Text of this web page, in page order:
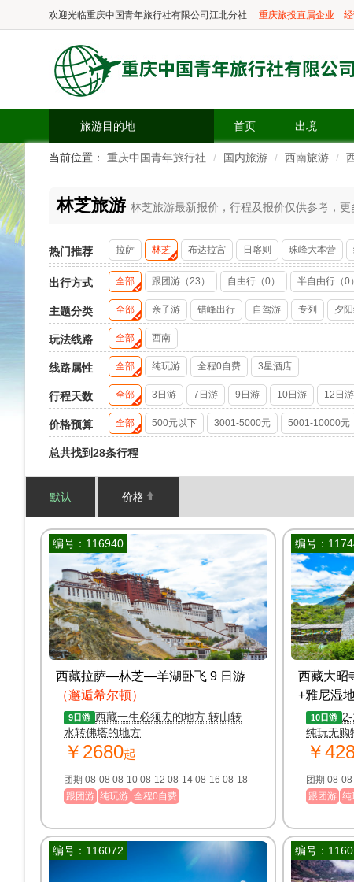
欢迎光临重庆中国青年旅行社有限公司江北分社 重庆旅投直属企业
旅游目的地 首页 出境
当前位置： 重庆中国青年旅行社 国内旅游 西南旅游
林芝旅游 林芝旅游最新报价，行程及报价仅供参考，
热门推荐 拉萨 林芝 布达拉宫 日喀则 珠峰大本营
出行方式 全部 跟团游（23） 自由行（0） 半自由行（0）
主题分类 全部 亲子游 错峰出行 自驾游 专列 夕
玩法线路 全部 西南
线路属性 全部 纯玩游 全程0自费 3星酒店
行程天数 全部 3日游 7日游 9日游 10日游 12日游
价格预算 全部 500元以下 3001-5000元 5001-10000元
总共找到28条行程
默认 价格
编号：116940
西藏拉萨—林芝—羊湖卧飞 9 日游
（邂逅希尔顿）
9日游 西藏一生必须去的地方 转山转
水转佛塔的地方
￥2680起
团期 08-08 08-10 08-12 08-14 08-16 08-18
跟团游 纯玩游 全程0自费
编号：
西藏大昭
+雅尼湿
游（12人
10日游
纯玩无购
￥
跟团游 纯
编号：116072 编号：